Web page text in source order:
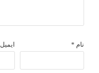
نام * ایمیل